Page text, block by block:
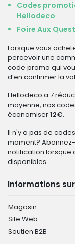
Codes
Hellodeco
Foire Aux
Lorsque vous
percevoir une
code promo qui
d’en confirmer la
Hellodeco a 7
moyenne, nos
économiser12€.
Il n'y a pas de
moment?
notification lorsque
disponibles.
Informations
Magasin
Site Web
Soutien B2B